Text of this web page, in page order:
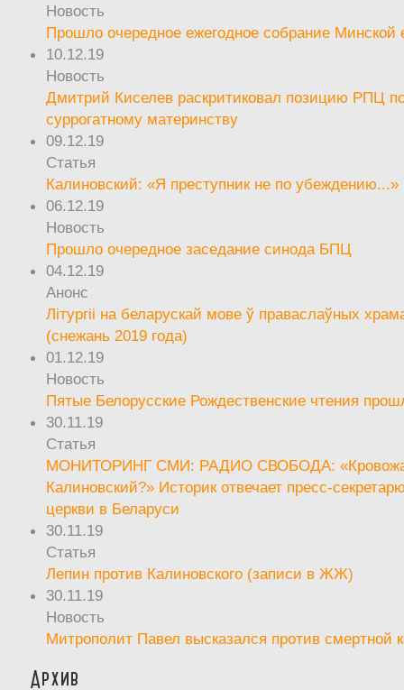
Новость
Прошло очередное ежегодное собрание
10.12.19
Новость
Дмитрий Киселев раскритиковал позицию РПЦ
суррогатному материнству
09.12.19
Статья
Калиновский: «Я преступник не по убеждению...»
06.12.19
Новость
Прошло очередное заседание синода БПЦ
04.12.19
Анонс
Літургіі на беларускай мове ў праваслаўных
(снежань 2019 года)
01.12.19
Новость
Пятые Белорусские Рождественские чтения
30.11.19
Статья
МОНИТОРИНГ СМИ: РАДИО СВОБОДА:
Калиновский?» Историк отвечает пресс-
церкви в Беларуси
30.11.19
Статья
Лепин против Калиновского (записи в ЖЖ)
30.11.19
Новость
Митрополит Павел высказался против смертной
Архив